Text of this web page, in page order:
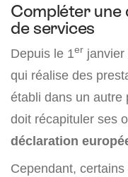
Compléter une
de services
Depuis le 1er
qui réalise des
établi dans un autre
doit récapituler ses
déclaration
Cependant,